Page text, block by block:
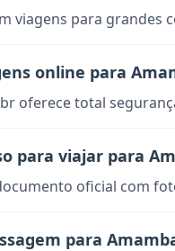
viagens para grandes
online para
oferece total
para viajar para
oficial com
para